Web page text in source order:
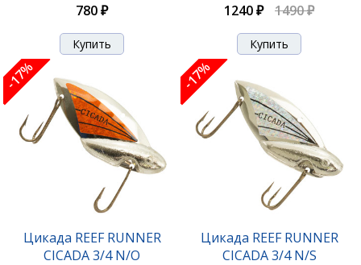
780 ₽ 1240 ₽ 1490 ₽
-17%
Цикада REEF RUNNER
CICADA 3/4 N/O
-17%
Цикада REEF RUNNER
CICADA 3/4 N/S